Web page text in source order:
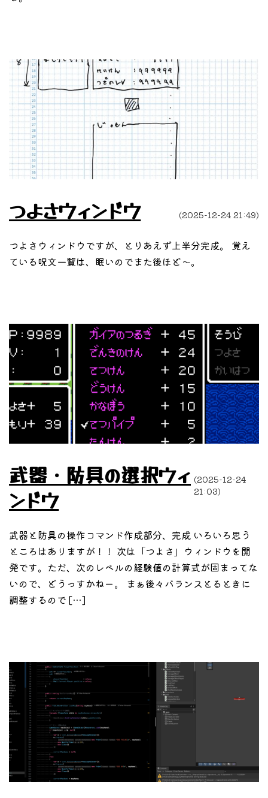
つよさウィンドウ (2025-12-24 21:49)
つよさウィンドウですが、とりあえず上半分完成。 覚え
ている呪文一覧は、眠いのでまた後ほど〜。
武器・防具の選択ウィ
ンドウ
(2025-12-24
21:03)
武器と防具の操作コマンド作成部分、完成 いろいろ思う
ところはありますが！！ 次は「つよさ」ウィンドウを開
発です。ただ、次のレベルの経験値の計算式が固まってな
いので、どうっすかねー。 まぁ後々バランスとるときに
調整するので […]